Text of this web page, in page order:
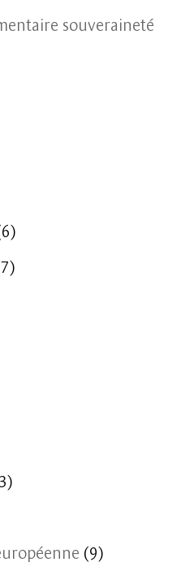
souveraineté
(9)